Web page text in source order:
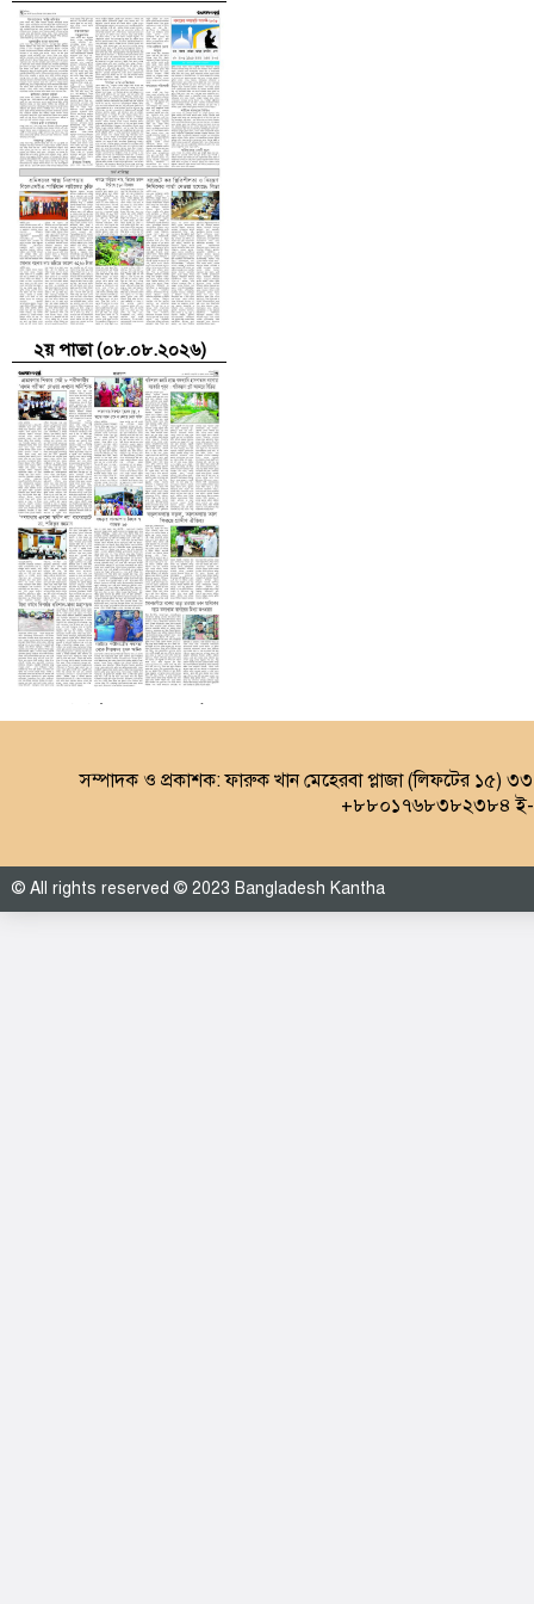
২য় পাতা (০৮.০৮.২০২৬)
সম্পাদক ও প্রকাশক: ফারুক খান মেহেরবা প্লাজা (লিফটের ১৫)
+৮৮০১৭৬৮৩৮২৩৮৪ ই-
© All rights reserved © 2023 Bangladesh Kantha